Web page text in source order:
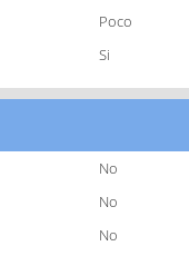
Poco
Si
No
No
No